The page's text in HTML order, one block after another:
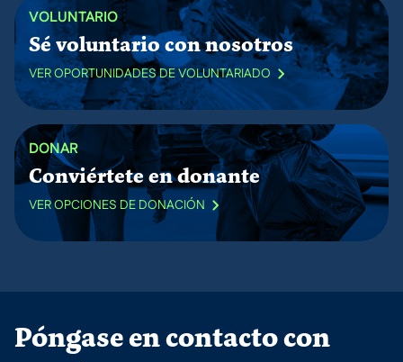
VOLUNTARIO
Sé voluntario con nosotros
VER OPORTUNIDADES DE VOLUNTARIADO
DONAR
Conviértete en donante
VER OPCIONES DE DONACIÓN
Póngase en contacto con